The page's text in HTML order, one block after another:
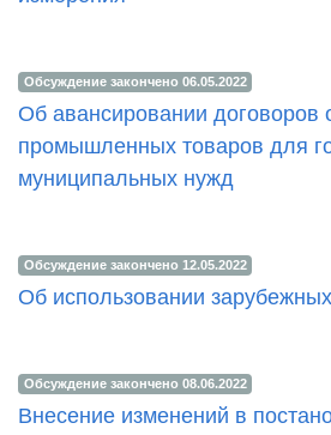
Обсуждение закончено 06.05.2022
Об авансировании договоров
промышленных товаров для
муниципальных нужд
Обсуждение закончено 12.05.2022
Об использовании
Обсуждение закончено 08.06.2022
Внесение изменений в